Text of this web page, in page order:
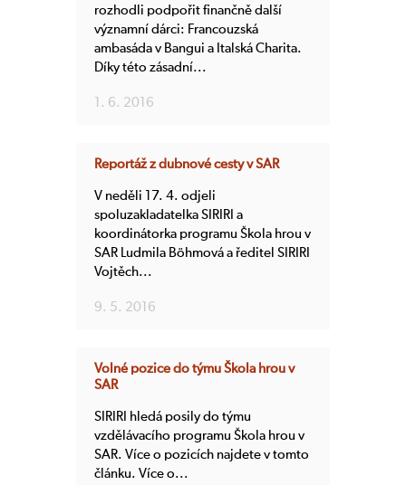
rozhodli podpořit finančně další
významní dárci: Francouzská
ambasáda v Bangui a Italská Charita.
Díky této zásadní...
1. 6. 2016
Reportáž z dubnové cesty v SAR
V neděli 17. 4. odjeli
spoluzakladatelka SIRIRI a
koordinátorka programu Škola hrou v
SAR Ludmila Böhmová a ředitel SIRIRI
Vojtěch...
9. 5. 2016
Volné pozice do týmu Škola hrou v
SAR
SIRIRI hledá posily do týmu
vzdělávacího programu Škola hrou v
SAR. Více o pozicích najdete v tomto
článku. Více o...